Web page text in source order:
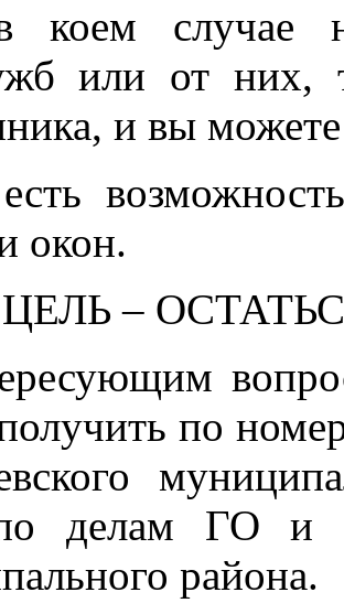
случае не
или от них,
и вы
окон.
–
по
делам ГО и
района.